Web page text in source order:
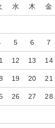
水 木 金
5 6 7
12 13 14
19 20 21
26 27 28